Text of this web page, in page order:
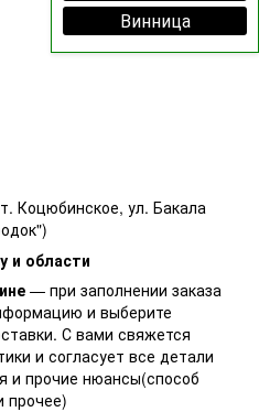
Винница
Коцюбинское, ул. Бакала
и области
— при заполнении заказа
и выберите
С вами свяжется
и согласует все детали
и прочие нюансы(способ
прочее)